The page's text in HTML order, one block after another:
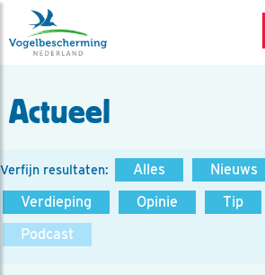
Actueel
Verfijn resultaten: Alles Nieuws
Verdieping
Opinie Tip
Podcast